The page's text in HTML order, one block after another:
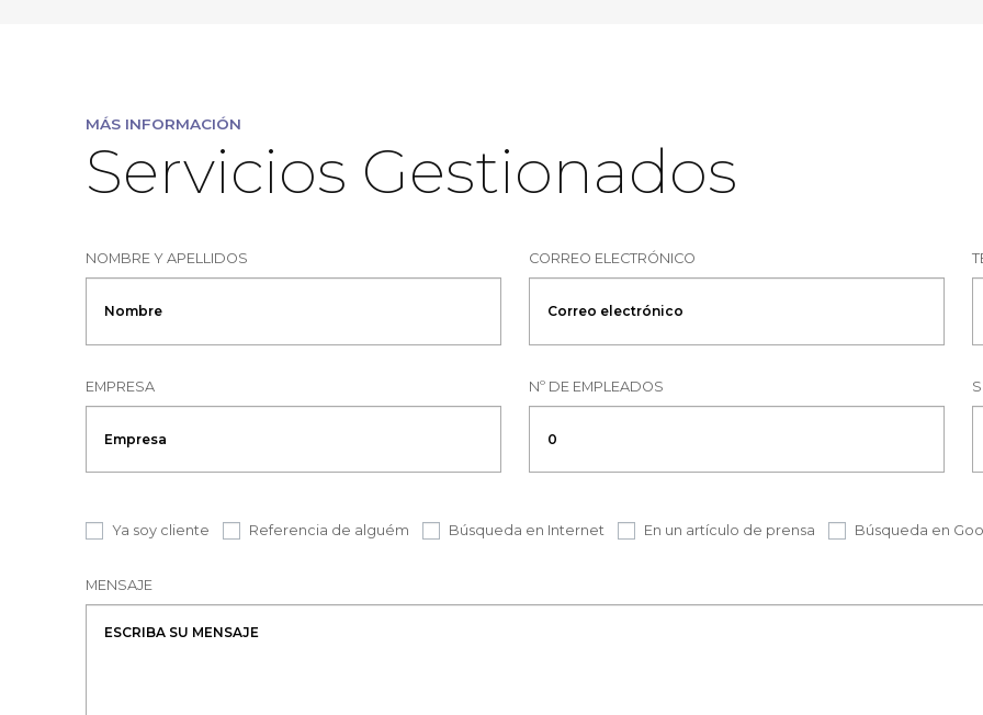
MÁS INFORMACIÓN
Servicios Gestionados
NOMBRE Y APELLIDOS CORREO ELECTRÓNICO
EMPRESA Nº DE EMPLEADOS
Ya soy cliente Referencia de alguém Búsqueda en Internet En un artículo de prensa Búsqueda en
MENSAJE